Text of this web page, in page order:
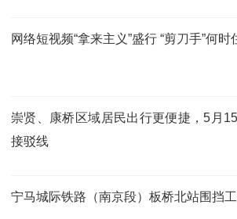
网络短视频“拿来主义”盛行 “剪刀手”何时
崇贤、康桥区域居民出行更便捷，5月
接驳线
宁马城际铁路（南京段）板桥北站围挡